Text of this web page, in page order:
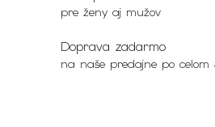
pre ženy aj mužov
Doprava zadarmo
na naše predajne po celom